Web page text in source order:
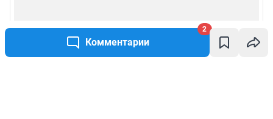
Комментарии
2